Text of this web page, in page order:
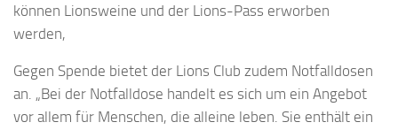
können Lionsweine und der Lions-Pass erworben
werden,
Gegen Spende bietet der Lions Club zudem Notfalldosen
an. „Bei der Notfalldose handelt es sich um ein Angebot
vor allem für Menschen, die alleine leben. Sie enthält ein